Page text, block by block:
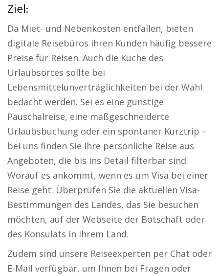
Ziel:
Da Miet- und Nebenkosten entfallen, bieten
digitale Reisebüros ihren Kunden häufig bessere
Preise für Reisen. Auch die Küche des
Urlaubsortes sollte bei
Lebensmittelunverträglichkeiten bei der Wahl
bedacht werden. Sei es eine günstige
Pauschalreise, eine maßgeschneiderte
Urlaubsbuchung oder ein spontaner Kurztrip –
bei uns finden Sie Ihre persönliche Reise aus
Angeboten, die bis ins Detail filterbar sind.
Worauf es ankommt, wenn es um Visa bei einer
Reise geht. Überprüfen Sie die aktuellen Visa-
Bestimmungen des Landes, das Sie besuchen
möchten, auf der Webseite der Botschaft oder
des Konsulats in Ihrem Land.
Zudem sind unsere Reiseexperten per Chat oder
E-Mail verfügbar, um Ihnen bei Fragen oder